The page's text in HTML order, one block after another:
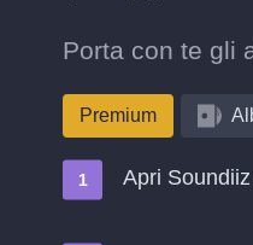
Porta con te gli
Premium
Apri